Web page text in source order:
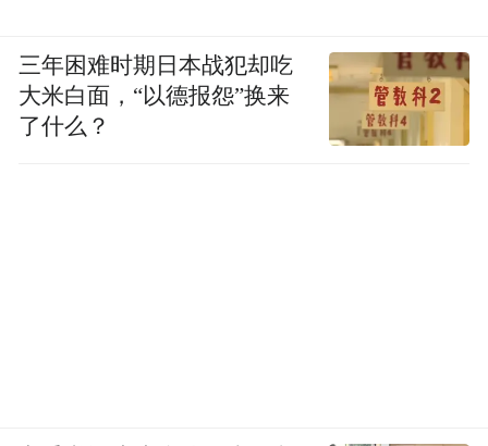
三年困难时期日本战犯却吃
大米白面，“以德报怨”换来
了什么？